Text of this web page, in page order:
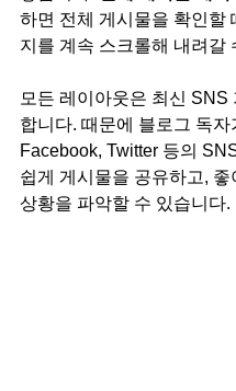
하면 전체 게시물을 확인할
지를 계속 스크롤해 내려갈
모든 레이아웃은 최신 SNS
합니다. 때문에 블로그 독자
Facebook, Twitter 등의
쉽게 게시물을 공유하고, 좋
상황을 파악할 수 있습니다.